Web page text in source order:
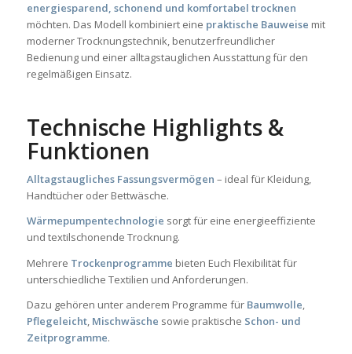
energiesparend, schonend und komfortabel trocknen
möchten. Das Modell kombiniert eine praktische Bauweise mit
moderner Trocknungstechnik, benutzerfreundlicher
Bedienung und einer alltagstauglichen Ausstattung für den
regelmäßigen Einsatz.
Technische Highlights &
Funktionen
Alltagstaugliches Fassungsvermögen – ideal für Kleidung,
Handtücher oder Bettwäsche.
Wärmepumpentechnologie sorgt für eine energieeffiziente
und textilschonende Trocknung.
Mehrere Trockenprogramme bieten Euch Flexibilität für
unterschiedliche Textilien und Anforderungen.
Dazu gehören unter anderem Programme für Baumwolle
Pflegeleicht, Mischwäsche sowie praktische Schon- und
Zeitprogramme.